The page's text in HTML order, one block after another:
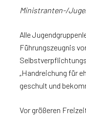
Ministranten-/
Alle
Führungszeugnis
„Handreichung für
geschult und
Vor größeren